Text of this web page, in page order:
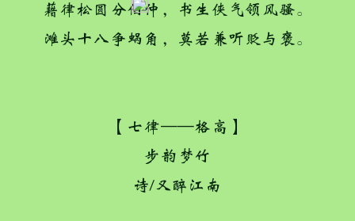
藉律松圆分伯仲，书生侠气领风骚。
滩头十八争蜗角，莫若兼听贬与褒。
【七律——格高】
步韵梦竹
诗/又醉江南